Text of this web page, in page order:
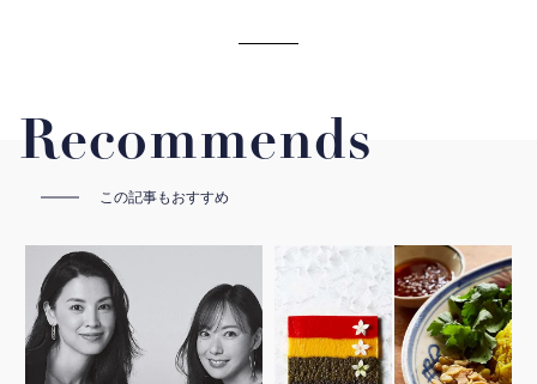
Recommends
この記事もおすすめ